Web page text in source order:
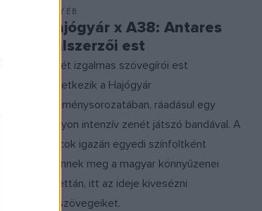
EGYÉB
Hajógyár x A38: Antares
dalszerzői est
Ismét izgalmas szövegírói est
következik a Hajógyár
eseménysorozatában, ráadásul egy
nagyon intenzív zenét játszó bandával. A
srácok igazán egyedi színfoltként
jelennek meg a magyar könnyűzenei
palettán, itt az ideje kivesézni
dalszövegeiket.